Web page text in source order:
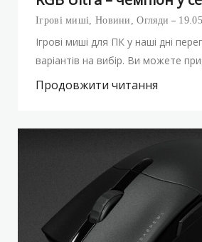
Ігрові миші, Новини ,Огляди
Ігрові миші для ПК у наші дні
варіантів на вибір. Ви можете
Продовжити читання